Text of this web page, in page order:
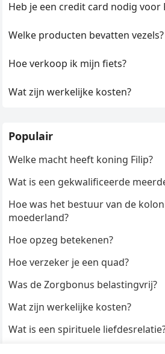
Heb je een credit card nodig voor
Welke producten bevatten vezels?
Hoe verkoop ik mijn fiets?
Wat zijn werkelijke kosten?
Populair
Welke macht heeft koning Filip?
Wat is een gekwalificeerde
Hoe was het bestuur van de
moederland?
Hoe opzeg betekenen?
Hoe verzeker je een quad?
Was de Zorgbonus belastingvrij?
Wat zijn werkelijke kosten?
Wat is een spirituele